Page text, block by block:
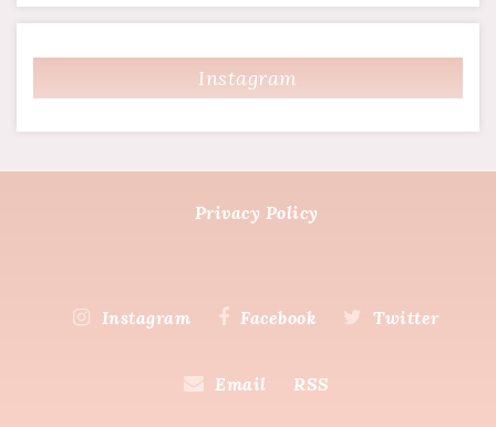
Instagram
Privacy Policy
Instagram Facebook Twitter
Email RSS